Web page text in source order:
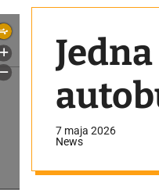
7 maja 2026
News